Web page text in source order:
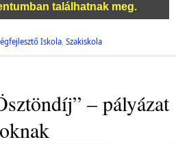
találhatnak meg.
Iskola, Szakiskola
– pályázat